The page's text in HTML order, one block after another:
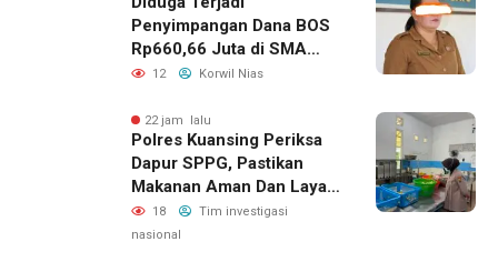
Penyimpangan Dana BOS
Rp660,66 Juta di SMA
Negeri 1 Pulau-Pulau
Belanja Bernilai Besar Jadi
Sorotan; LSM GEMPUR
Siapkan Laporan ke
Kejaksaan
12 Korwil Nias
22 jam lalu
Polres Kuansing Periksa
Dapur SPPG, Pastikan
Makanan Aman Dan Layak
Dikonsumsi
18
Tim investigasi
nasional